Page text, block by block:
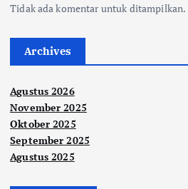
Tidak ada komentar untuk ditampilkan.
Archives
Agustus 2026
November 2025
Oktober 2025
September 2025
Agustus 2025